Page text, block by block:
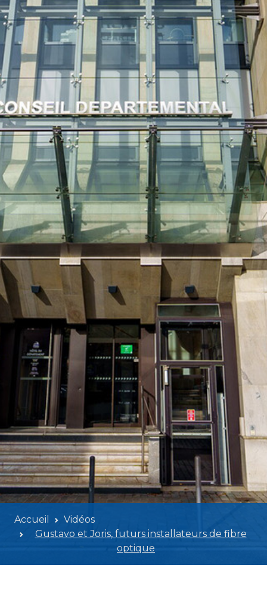
Accueil
Vidéos
Gustavo et Joris, futurs installateurs de fibre
optique